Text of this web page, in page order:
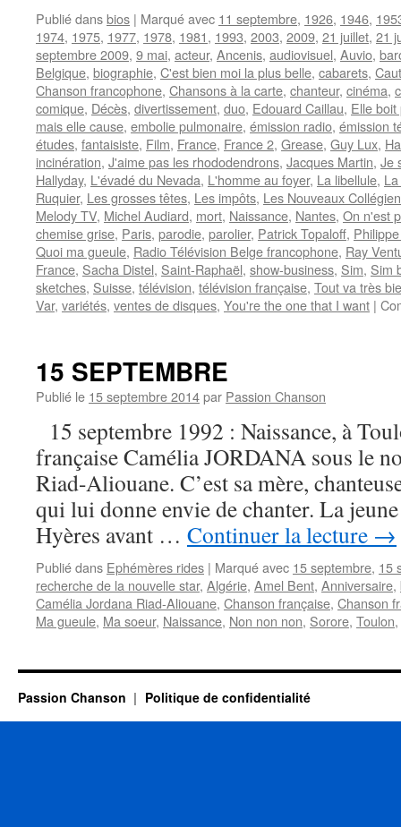
Publié dansbios | Marqué avec 11 septembre, 1926, 1946,
1974, 1975, 1977, 1978, 1981, 1993, 2003, 2009, 21 juillet, 21
septembre 2009, 9 mai, acteur, Ancenis, audiovisuel, Auvio,
Belgique, biographie, C'est bien moi la plus belle, cabarets,
Chanson francophone, Chansons à la carte, chanteur, cinéma,
comique, Décès, divertissement, duo, Edouard Caillau, Elle
mais elle cause, embolie pulmonaire, émission radio, émission
études, fantaisiste, Film, France, France 2, Grease, Guy Lux,
incinération, J'aime pas les rhododendrons, Jacques Martin, Je
Hallyday, L'évadé du Nevada, L'homme au foyer, La libellule,
Ruquier, Les grosses têtes, Les impôts, Les Nouveaux
Melody TV, Michel Audiard, mort, Naissance, Nantes, On n'est
chemise grise, Paris, parodie, parolier, Patrick Topaloff,
Quoi ma gueule, Radio Télévision Belge francophone, Ray
France, Sacha Distel, Saint-Raphaël, show-business, Sim, Sim
sketches, Suisse, télévision, télévision française, Tout va très
Var, variétés, ventes de disques, You're the one that I want |
15 SEPTEMBRE
Publié le 15 septembre 2014par Passion Chanson
15 septembre 1992 : Naissance, à
française Camélia JORDANA sous le
Riad-Aliouane. C’est sa mère,
qui lui donne envie de chanter. La
Hyères avant … Continuer la lecture →
Publié dans Ephémères rides | Marqué avec 15 septembre, 15
recherche de la nouvelle star, Algérie, Amel Bent, Anniversaire,
Camélia Jordana Riad-Aliouane, Chanson française, Chanson
Ma gueule, Ma soeur, Naissance, Non non non, Sorore, Toulon,
Passion Chanson Politique de confidentialité